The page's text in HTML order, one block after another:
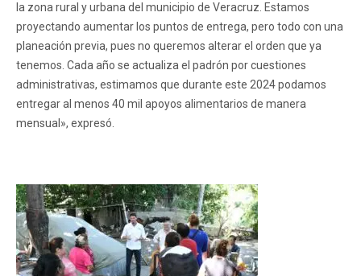
la zona rural y urbana del municipio de Veracruz. Estamos
proyectando aumentar los puntos de entrega, pero todo con una
planeación previa, pues no queremos alterar el orden que ya
tenemos. Cada año se actualiza el padrón por cuestiones
administrativas, estimamos que durante este 2024 podamos
entregar al menos 40 mil apoyos alimentarios de manera
mensual», expresó.